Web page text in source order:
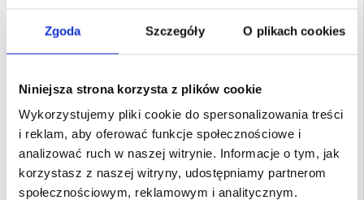
Zgoda Szczegóły O plikach cookies
Niniejsza strona korzysta z plików cookie
Wykorzystujemy pliki cookie do spersonalizowania treści
i reklam, aby oferować funkcje społecznościowe i
analizować ruch w naszej witrynie. Informacje o tym, jak
korzystasz z naszej witryny, udostępniamy partnerom
społecznościowym, reklamowym i analitycznym.
- Zapakowany w oryginalne opakowanie
- Wymiary po złożeniu: 32cm
- Pojemność baterii: 150mAh
- Kompatybilność z iOS, Android
Opakowanie: Euroblister
EAN: 5906302308286
Powiązane kategorie:Akcesoria do telefonów,Selfie stick